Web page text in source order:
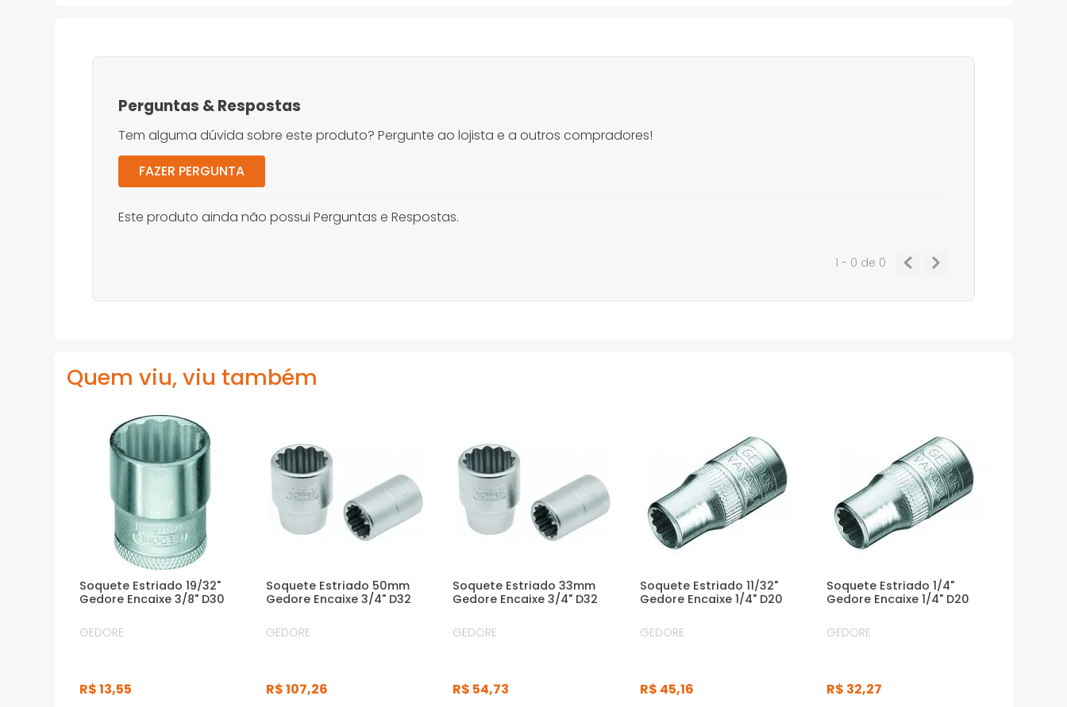
Perguntas &Respostas
Tem alguma dúvida sobre este produto? Pergunte ao lojista e a outros compradores!
FAZER PERGUNTA
Este produto ainda não possui Perguntas e Respostas.
1 - 0 de 0
Quem viu, viu também
Soquete Estriado 19/32"
Gedore Encaixe 3/8" D30
GEDORE
R$13,55
Soquete Estriado 50mm
Gedore Encaixe 3/4" D32
GEDORE
R$107,26
Soquete Estriado 33mm
Gedore Encaixe 3/4" D32
GEDORE
R$ 54,73
Soquete Estriado 11/32"
Gedore Encaixe 1/4" D20
GEDORE
R$ 45,16
Soquete Estriado 1/4"
Gedore Encaixe 1/4" D20
GEDORE
R$ 32,27